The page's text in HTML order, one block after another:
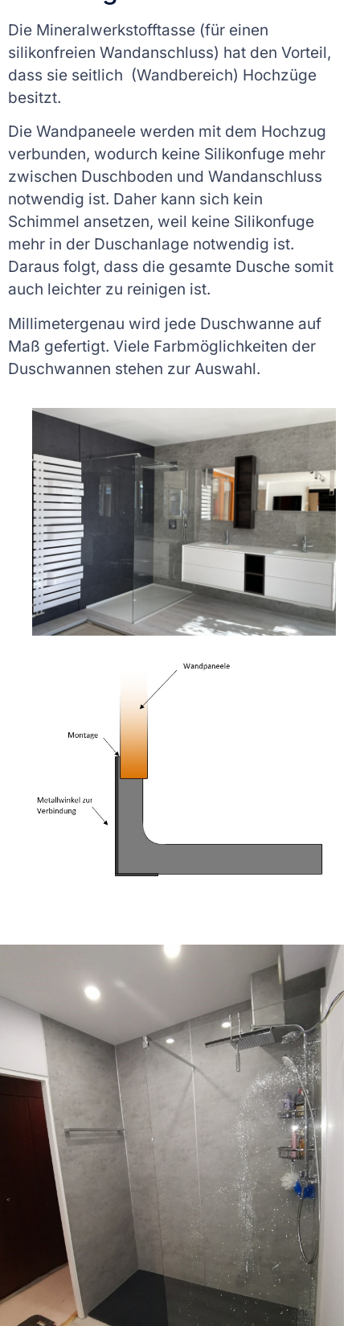
Die Mineralwerkstofftasse (für einen
silikonfreien Wandanschluss) hat den Vorteil,
dass sie seitlich (Wandbereich) Hochzüge
besitzt.
Die Wandpaneele werden mit dem Hochzug
verbunden, wodurch keine Silikonfuge mehr
zwischen Duschboden und Wandanschluss
notwendig ist. Daher kann sich kein
Schimmel ansetzen, weil keine Silikonfuge
mehr in der Duschanlage notwendig ist.
Daraus folgt, dass die gesamte Dusche somit
auch leichter zu reinigen ist.
Millimetergenau wird jede Duschwanne auf
Maß gefertigt. Viele Farbmöglichkeiten der
Duschwannen stehen zur Auswahl.